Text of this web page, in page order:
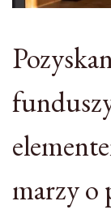
marzy o